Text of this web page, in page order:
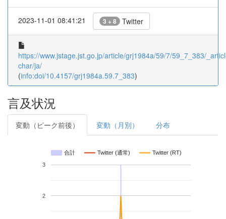
2023-11-01 08:41:21 3 + 8 Twitter
https://www.jstage.jst.go.jp/article/grj1984a/59/7/59_7_383/
char/ja/
(info:doi/10.4157/grj1984a.59.7_383)
言及状況
変動（ピーク前後） 変動（月別） 分布
合計 Twitter (通常) Twitter (RT)
2
3